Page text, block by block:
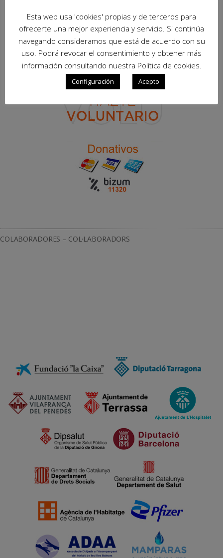
COLABORADORES – COL·LABORADORS
Esta web usa 'cookies' propias y de terceros para
ofrecerte una mejor experiencia y servicio. Si continúa
navegando consideramos que está de acuerdo con su
uso. Podrá revocar el consentimiento y obtener más
información consultando nuestra Política de cookies.
Configuración Acepto